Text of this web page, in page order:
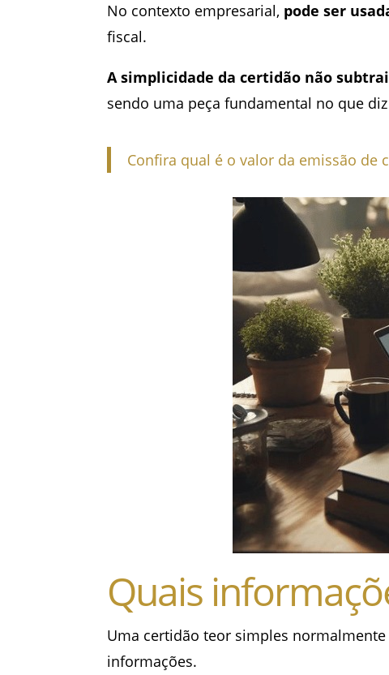
No contexto empresarial, pode ser
fiscal.
A simplicidade da certidão não
sendo uma peça fundamental no que
Confira qual é o valor da emissão de
Quais
Uma certidão teor simples normalmente
informações.